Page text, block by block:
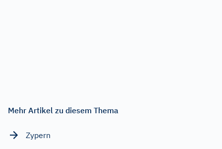
Mehr Artikel zu diesem Thema
Zypern